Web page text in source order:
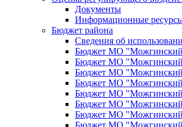
Документы
Информационные
Бюджет района
Сведения об
Бюджет МО "Можгинский
Бюджет МО "Можгинский
Бюджет МО "Можгинский
Бюджет МО "Можгинский
Бюджет МО "Можгинский
Бюджет МО "Можгинский
Бюджет МО "Можгинский
Бюджет МО "Можгинский